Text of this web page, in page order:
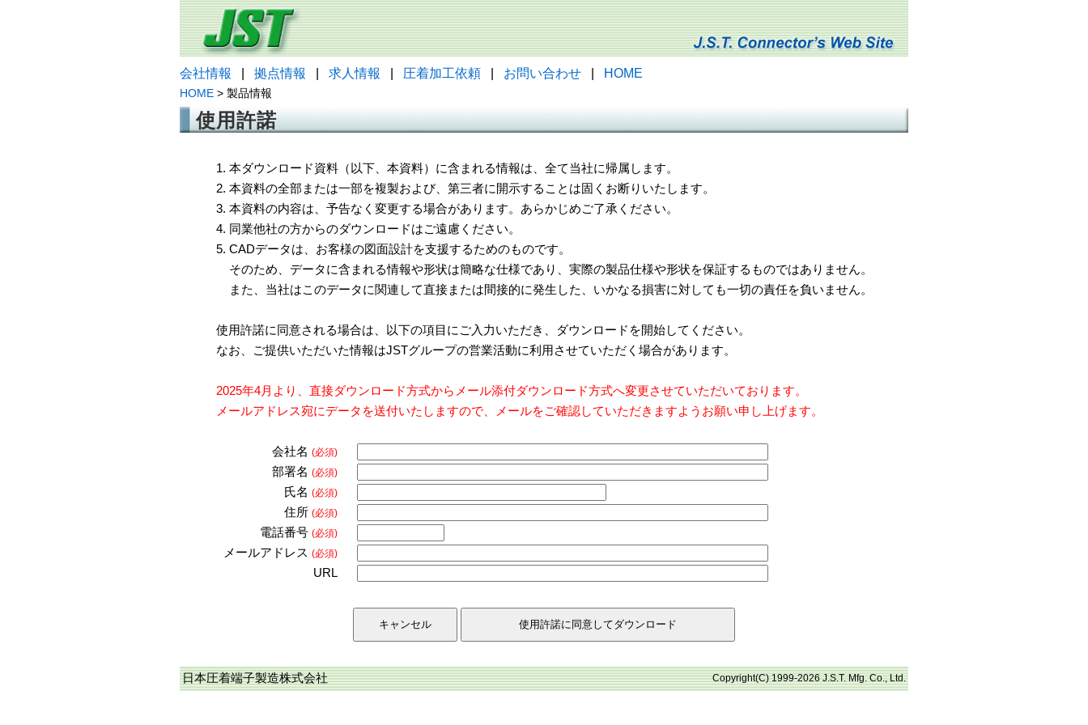
会社情報 拠点情報 求人情報 圧着加工依頼 お問い合わせ HOME
HOME > 製品情報
使用許諾
1. 本ダウンロード資料（以下、本資料）に含まれる情報は、全て当社に帰属します。
2. 本資料の全部または一部を複製および、第三者に開示することは固くお断りいたします。
3. 本資料の内容は、予告なく変更する場合があります。あらかじめご了承ください。
4. 同業他社の方からのダウンロードはご遠慮ください。
5. CADデータは、お客様の図面設計を支援するためのものです。
そのため、データに含まれる情報や形状は簡略な仕様であり、実際の製品仕様や形状を保証するものではありません。
また、当社はこのデータに関連して直接または間接的に発生した、いかなる損害に対しても一切の責任を負いません。
使用許諾に同意される場合は、以下の項目にご入力いただき、ダウンロードを開始してください。
なお、ご提供いただいた情報はJSTグループの営業活動に利用させていただく場合があります。
2025年4月より、直接ダウンロード方式からメール添付ダウンロード方式へ変更させていただいております。
メールアドレス宛にデータを送付いたしますので、メールをご確認していただきますようお願い申し上げます。
会社名 (必須)
部署名 (必須)
氏名 (必須)
住所 (必須)
電話番号 (必須)
メールアドレス (必須)
URL
日本圧着端子製造株式会社 Copyright(C) 1999-2026 J.S.T. Mfg. Co., Ltd.